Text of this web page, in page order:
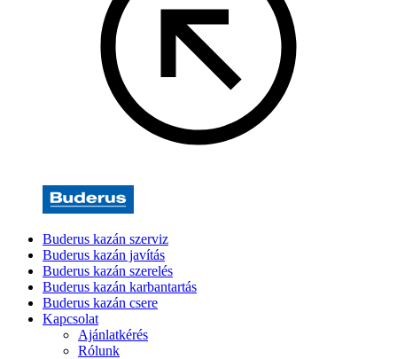
Buderus kazán szerviz
Buderus kazán javítás
Buderus kazán szerelés
Buderus kazán karbantartás
Buderus kazán csere
Kapcsolat
Ajánlatkérés
Rólunk